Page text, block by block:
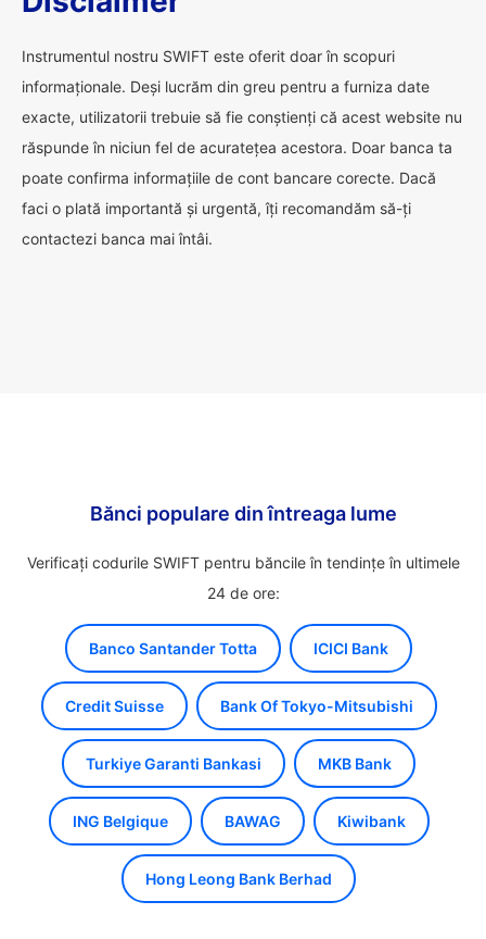
Instrumentul nostru SWIFT este oferit doar în scopuri
informaționale. Deși lucrăm din greu pentru a furniza date
exacte, utilizatorii trebuie să fie conștienți că acest website nu
răspunde în niciun fel de acuratețea acestora. Doar banca ta
poate confirma informațiile de cont bancare corecte. Dacă
faci o plată importantă și urgentă, îți recomandăm să-ți
contactezi banca mai întâi.
Bănci populare din întreaga lume
Verificați codurile SWIFT pentru băncile în tendințe în ultimele
24 de ore:
Banco Santander Totta ICICI Bank
Credit Suisse Bank Of Tokyo-Mitsubishi
Turkiye Garanti Bankasi MKB Bank
ING Belgique BAWAG Kiwibank
Hong Leong Bank Berhad